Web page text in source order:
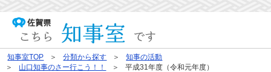
知事室TOP 分類から探す
知事の活動
山口知事のさー行こう！！
平成31年度（令和元年度）